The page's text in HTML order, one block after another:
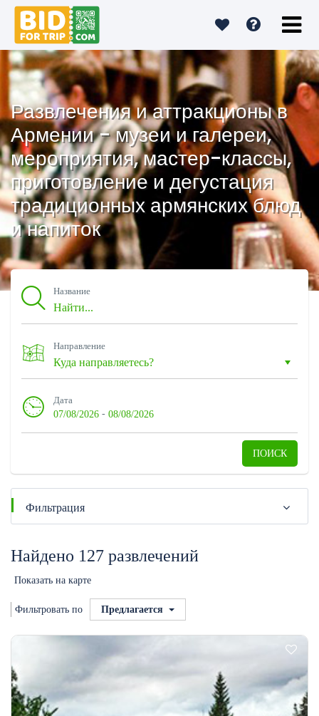
Развлечения и аттракционы в
Армении - музеи и галереи,
мероприятия, мастер-классы,
приготовление и дегустация
традиционных армянских блюд
и напиток
Название
Направление
Дата
07/08/2026 - 08/08/2026
ПОИСК
Фильтрация
Найдено 127 развлечений
Показать на карте
Фильтровать по Предлагается